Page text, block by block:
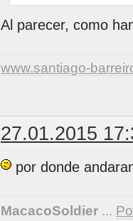
Al parecer, como
www.santiago-
27.01.2015
por donde
MacacoSoldier ...